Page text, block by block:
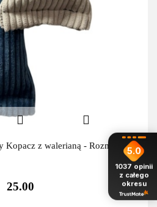
5.0
1037 opinii
z całego
okresu
Kopacz z walerianą - Rozmiar S
25.00